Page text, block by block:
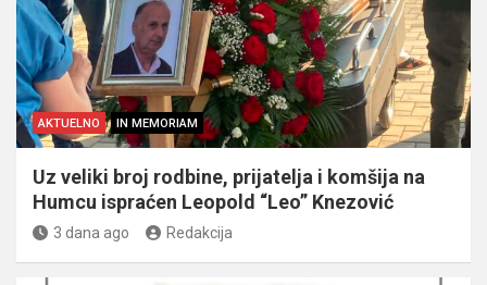
AKTUELNO IN MEMORIAM
Uz veliki broj rodbine, prijatelja i komšija na
Humcu ispraćen Leopold “Leo” Knezović
3 dana ago Redakcija